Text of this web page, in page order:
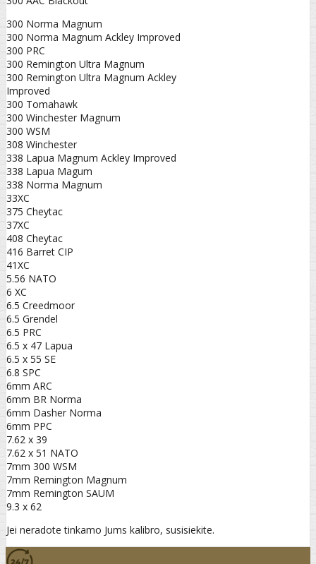
300 Norma Magnum
300 Norma Magnum Ackley Improved
300 PRC
300 Remington Ultra Magnum
300 Remington Ultra Magnum Ackley
Improved
300 Tomahawk
300 Winchester Magnum
300 WSM
308 Winchester
338 Lapua Magnum Ackley Improved
338 Lapua Magum
338 Norma Magnum
33XC
375 Cheytac
37XC
408 Cheytac
416 Barret CIP
41XC
5.56 NATO
6 XC
6.5 Creedmoor
6.5 Grendel
6.5 PRC
6.5 x 47 Lapua
6.5 x 55 SE
6.8 SPC
6mm ARC
6mm BR Norma
6mm Dasher Norma
6mm PPC
7.62 x 39
7.62 x 51 NATO
7mm 300 WSM
7mm Remington Magnum
7mm Remington SAUM
9.3 x 62
Jei neradote tinkamo Jums kalibro, susisiekite.